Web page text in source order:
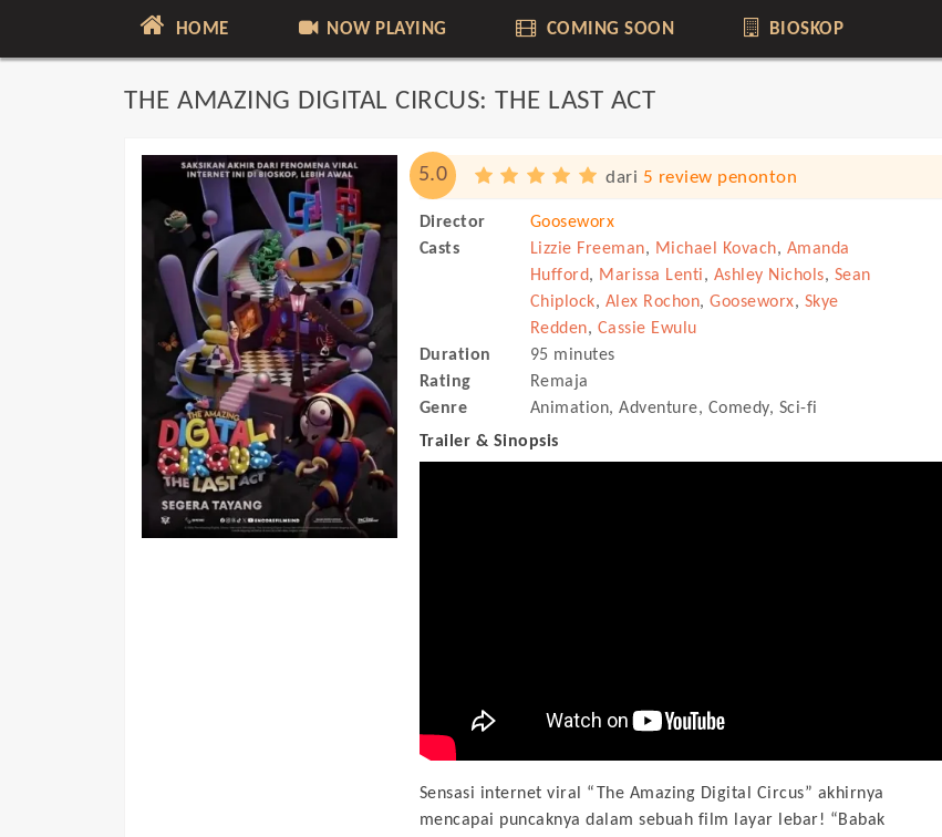
HOME NOW PLAYING COMING SOON BIOSKOP
THE AMAZING DIGITAL CIRCUS: THE LAST ACT
5.0 dari 5 review penonton
Director
Gooseworx
Casts
Lizzie Freeman, Michael Kovach, Amanda
Hufford, Marissa Lenti, Ashley Nichols, Sean
Chiplock, Alex Rochon, Gooseworx, Skye
Redden, Cassie Ewulu
Duration
95 minutes
Rating
Remaja
Genre
Animation, Adventure, Comedy, Sci-fi
Trailer & Sinopsis
Sensasi internet viral “The Amazing Digital Circus” akhirnya
mencapai puncaknya dalam sebuah film layar lebar! “Babak